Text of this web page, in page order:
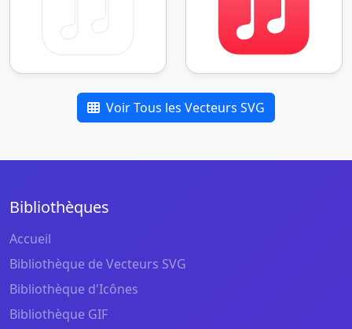
Voir Tous les Vecteurs SVG
Bibliothèques
Accueil
Bibliothèque de Vecteurs SVG
Bibliothèque d'Icônes
Bibliothèque GIF